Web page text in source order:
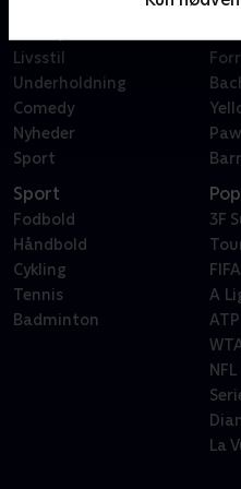
Livsstil
Underholdning
Comedy
Nyheder
Sport
X
Sport
Fodbold
Håndbold
Cykling
Tennis
Badminton
3F
A
ATP
NFL
La